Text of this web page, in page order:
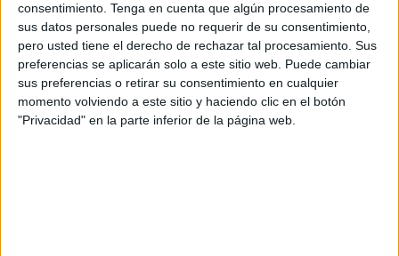
consentimiento. Tenga en cuenta que algún procesamiento de
sus datos personales puede no requerir de su consentimiento,
pero usted tiene el derecho de rechazar tal procesamiento. Sus
preferencias se aplicarán solo a este sitio web. Puede cambiar
sus preferencias o retirar su consentimiento en cualquier
momento volviendo a este sitio y haciendo clic en el botón
"Privacidad" en la parte inferior de la página web.